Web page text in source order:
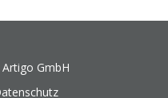
Artigo GmbH